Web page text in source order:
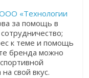
«Технологии
за помощь в
к теме и помощь
бренда можно
свой вкус.